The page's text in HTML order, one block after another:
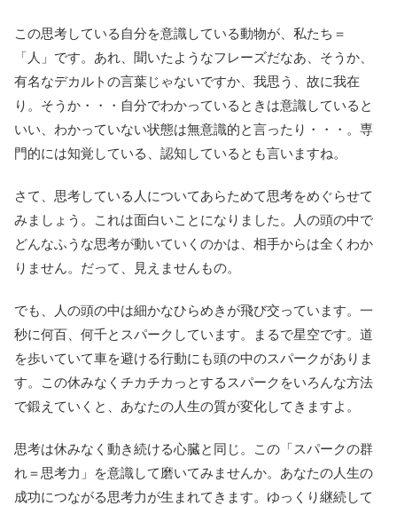
この思考している自分を意識している動物が、私たち＝
「人」です。あれ、聞いたようなフレーズだなあ、そうか、
有名なデカルトの言葉じゃないですか、我思う、故に我在
り。そうか・・・自分でわかっているときは意識していると
いい、わかっていない状態は無意識的と言ったり・・・。専
門的には知覚している、認知しているとも言いますね。
さて、思考している人についてあらためて思考をめぐらせて
みましょう。これは面白いことになりました。人の頭の中で
どんなふうな思考が動いていくのかは、相手からは全くわか
りません。だって、見えませんもの。
でも、人の頭の中は細かなひらめきが飛び交っています。一
秒に何百、何千とスパークしています。まるで星空です。道
を歩いていて車を避ける行動にも頭の中のスパークがありま
す。この休みなくチカチカっとするスパークをいろんな方法
で鍛えていくと、あなたの人生の質が変化してきますよ。
思考は休みなく動き続ける心臓と同じ。この「スパークの群
れ＝思考力」を意識して磨いてみませんか。あなたの人生の
成功につながる思考力が生まれてきます。ゆっくり継続して